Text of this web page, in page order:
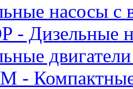
насосы
- Дизельные
-